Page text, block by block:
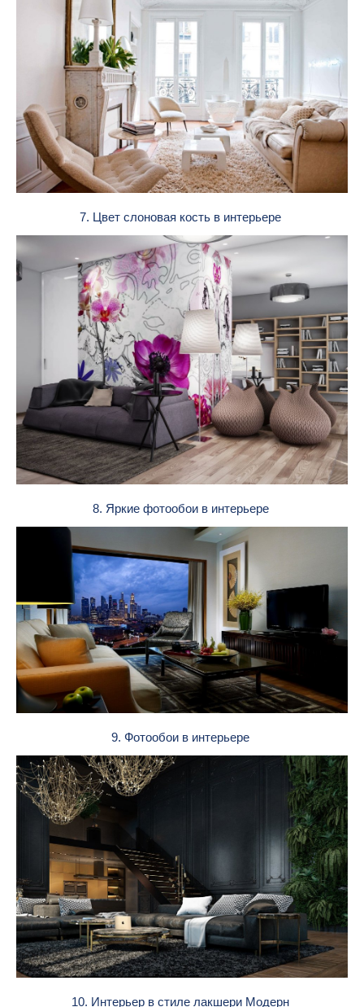
7. Цвет слоновая кость в интерьере
8. Яркие фотообои в интерьере
9. Фотообои в интерьере
10. Интерьер в стиле лакшери Модерн